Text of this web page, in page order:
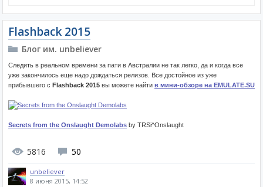
Flashback 2015
Блог им. unbeliever
Следить в реальном времени за пати в Австралии не так легко, да и когда все
уже закончилось еще надо дождаться релизов. Все достойное из уже
прибывшего с Flashback 2015 вы можете найти в мини-обзоре на EMULATE.SU
Secrets from the Onslaught Demolabs by TRSi^Onslaught
5816 50
unbeliever
8 июня 2015, 14:52